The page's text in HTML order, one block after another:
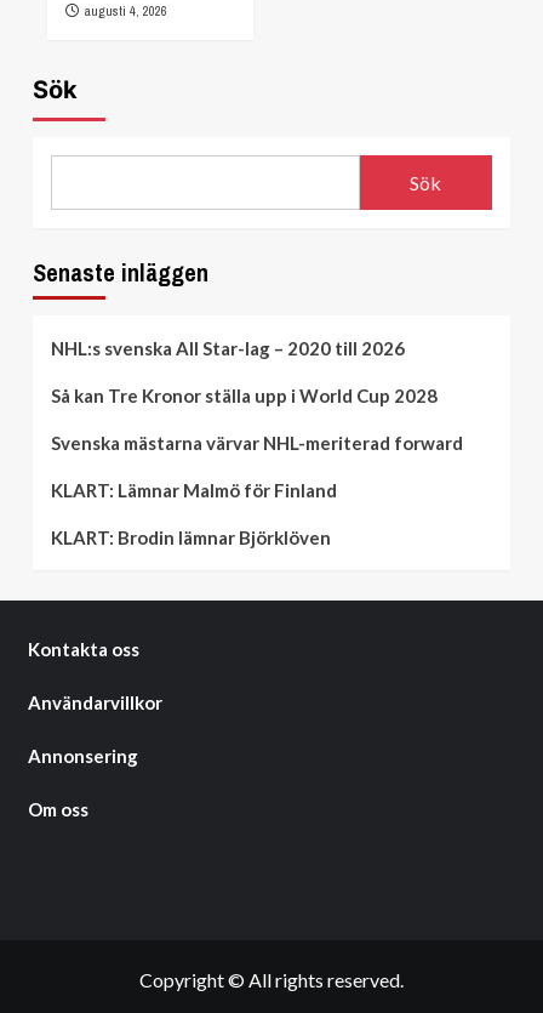
augusti 4, 2026
Sök
Sök
Senaste inläggen
NHL:s svenska All Star-lag – 2020 till 2026
Så kan Tre Kronor ställa upp i World Cup 2028
Svenska mästarna värvar NHL-meriterad forward
KLART: Lämnar Malmö för Finland
KLART: Brodin lämnar Björklöven
Kontakta oss
Användarvillkor
Annonsering
Om oss
Copyright © All rights reserved.